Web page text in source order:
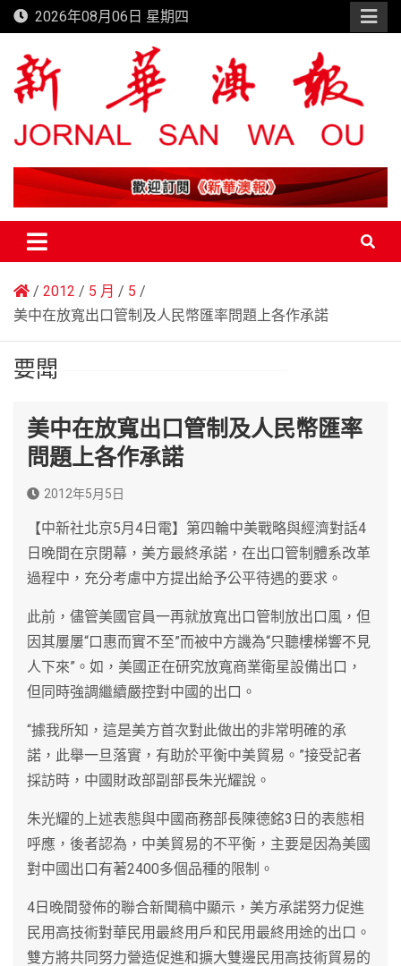
Skip
to
content
2026年08月06日 星期四
新華澳報
2012 5 月
5
美中在放寬出口管制及人民幣匯率問題上各作承諾
要聞
美中在放寬出口管制及人民幣匯率
問題上各作承諾
2012年5月5日
【中新社北京5月4日電】第四輪中美戰略與經濟對話4
日晚間在京閉幕，美方最終承諾，在出口管制體系改革
過程中，充分考慮中方提出給予公平待遇的要求。
此前，儘管美國官員一再就放寬出口管制放出口風，但
因其屢屢“口惠而實不至”而被中方譏為“只聽樓梯響不見
人下來”。如，美國正在研究放寬商業衛星設備出口，
但同時強調繼續嚴控對中國的出口。
“據我所知，這是美方首次對此做出的非常明確的承
諾，此舉一旦落實，有助於平衡中美貿易。”接受記者
採訪時，中國財政部副部長朱光耀說。
朱光耀的上述表態與中國商務部長陳德銘3日的表態相
呼應，後者認為，中美貿易的不平衡，主要是因為美國
對中國出口有著2400多個品種的限制。
4日晚間發佈的聯合新聞稿中顯示，美方承諾努力促進
民用高技術對華民用最終用戶和民用最終用途的出口。
雙方將共同努力營造促進和擴大雙邊民用高技術貿易的